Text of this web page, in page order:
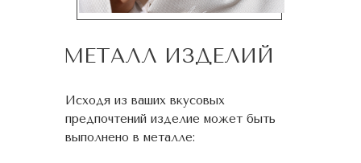
МЕТАЛЛ ИЗДЕЛИЙ
Исходя из ваших вкусовых
предпочтений изделие может быть
выполнено в металле: